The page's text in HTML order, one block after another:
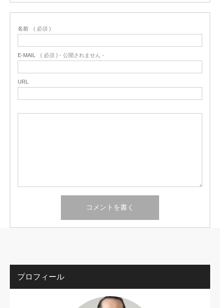
名前 ( 必須 )
E-MAIL ( 必須 ) - 公開されません -
URL
プロフィール